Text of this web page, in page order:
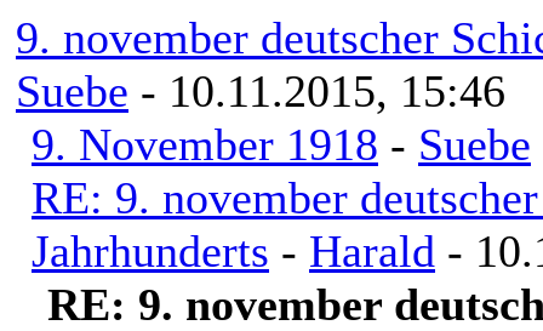
9. november deutscher
Suebe - 10.11.2015, 15:46
9. November 1918 - Suebe
RE: 9. november
Jahrhunderts - Harald -
RE: 9. november